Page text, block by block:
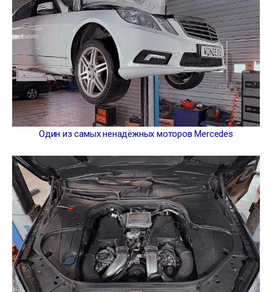
Один из самых ненадёжных моторов Mercedes